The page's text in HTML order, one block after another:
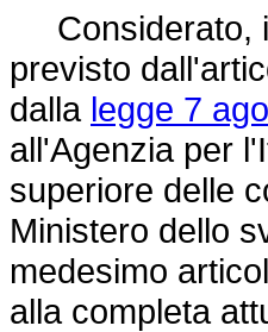
Considerato,
previsto
dalla legge 7
all'Agenzia per
superiore delle
Ministero dello
medesimo
alla completa